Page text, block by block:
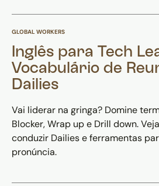
GLOBAL WORKERS
Inglês para Tech
Vocabulário de
Dailies
Vai liderar na gringa? Domine
Blocker, Wrap up e Drill down.
conduzir Dailies e ferramentas
pronúncia.